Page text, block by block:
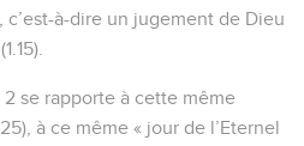
c’est-à-dire un jugement de Dieu
se rapporte à cette même
à ce même « jour de l’Eternel